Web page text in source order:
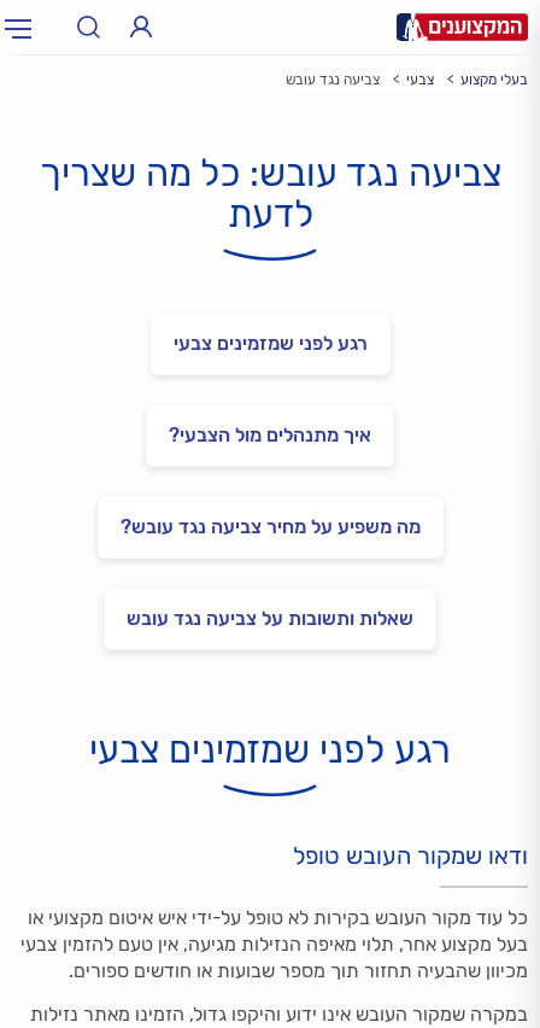
עיר: תל אביב, חיפה…
בעלי מקצוע צבעי צביעה נגד עובש
צביעה נגד עובש: כל מה שצריך
לדעת
רגע לפני שמזמינים צבעי
איך מתנהלים מול הצבעי?
מה משפיע על מחיר צביעה נגד עובש?
שאלות ותשובות על צביעה נגד עובש
רגע לפני שמזמינים צבעי
ודאו שמקור העובש טופל
כל עוד מקור העובש בקירות לא טופל על-ידי איש איטום מקצועי או
בעל מקצוע אחר, תלוי מאיפה הנזילות מגיעה, אין טעם להזמין צבעי
מכיוון שהבעיה תחזור תוך מספר שבועות או חודשים ספורים.
במקרה שמקור העובש אינו ידוע והיקפו גדול, הזמינו מאתר נזילות